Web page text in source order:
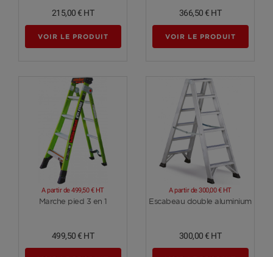
215,00 € HT
VOIR LE PRODUIT
366,50 € HT
VOIR LE PRODUIT
Voir plus
Marche pied 3 en 1
A partir de499,50 € HT
499,50 € HT
Voir plus
Escabeau double aluminium
A partir de300,00 € HT
300,00 € HT